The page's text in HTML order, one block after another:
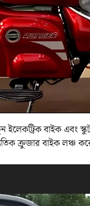
ইলেকট্রিক বাইক এবং
ক্রুজার বাইক লঞ্চ